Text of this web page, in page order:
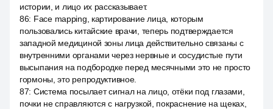
истории, и лицо их рассказывает.
86: Face mapping, картирование лица, которым
пользовались китайские врачи, теперь подтверждается
западной медициной зоны лица действительно связаны с
внутренними органами через нервные и сосудистые пути
высыпания на подбородке перед месячными это не просто
гормоны, это репродуктивное.
87: Система посылает сигнал на лицо, отёки под глазами,
почки не справляются с нагрузкой, покраснение на щеках,